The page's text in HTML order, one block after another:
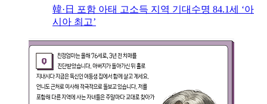
韓·日 포함 아태 고소득 지역 기대수명 84.1세 ‘아
시아 최고’